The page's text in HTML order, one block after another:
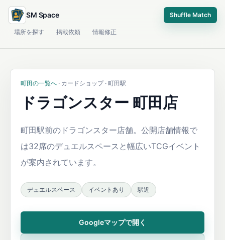
SM Space Shuffle Match
場所を探す 掲載依頼 情報修正
町田の一覧へ · カードショップ · 町田駅
ドラゴンスター 町田店
町田駅前のドラゴンスター店舗。公開店舗情報で
は32席のデュエルスペースと幅広いTCGイベント
が案内されています。
デュエルスペース イベントあり 駅近
Googleマップで開く